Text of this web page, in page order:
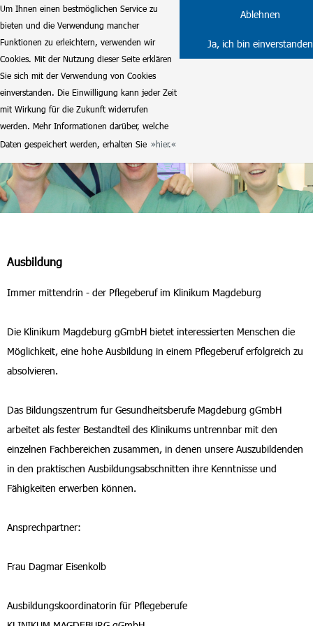
Um Ihnen einen bestmöglichen Service zu
bieten und die Verwendung mancher
Funktionen zu erleichtern, verwenden wir
Cookies. Mit der Nutzung dieser Seite erklären
Sie sich mit der Verwendung von Cookies
einverstanden. Die Einwilligung kann jeder Zeit
mit Wirkung für die Zukunft widerrufen
werden. Mehr Informationen darüber, welche
Daten gespeichert werden, erhalten Sie
hier.
Ablehnen
Ja, ich bin einverstanden
Ausbildung
Immer mittendrin - der Pflegeberuf im Klinikum Magdeburg
Die Klinikum Magdeburg gGmbH bietet interessierten Menschen die
Möglichkeit, eine hohe Ausbildung in einem Pflegeberuf erfolgreich zu
absolvieren.
Das Bildungszentrum fur Gesundheitsberufe Magdeburg gGmbH
arbeitet als fester Bestandteil des Klinikums untrennbar mit den
einzelnen Fachbereichen zusammen, in denen unsere Auszubildenden
in den praktischen Ausbildungsabschnitten ihre Kenntnisse und
Fähigkeiten erwerben können.
Ansprechpartner:
Frau Dagmar Eisenkolb
Ausbildungskoordinatorin für Pflegeberufe